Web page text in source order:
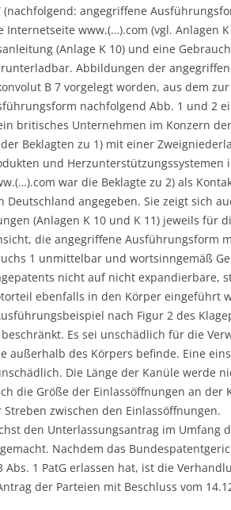
(nachfolgend: angegriffene
www.(…).com (vgl. Anlagen
(Anlage K 10) und eine
Abbildungen der
B 7 vorgelegt worden, aus dem
nachfolgend Abb. 1 und 2
britisches Unternehmen im Konzern
Beklagten zu 1) mit einer
und Herzunterstützungssystemen
war die Beklagte zu 2) als
angegeben. Sie zeigt sich
(Anlagen K 10 und K 11) jeweils für
die angegriffene Ausführungsform
1 unmittelbar und wortsinngemäß
nicht auf nicht expandierbare,
ebenfalls in den Körper eingeführt
nach Figur 2 des
Es sei unschädlich für die
außerhalb des Körpers befinde. Eine
Die Länge der Kanüle werde
die Größe der Einlassöffnungen an der
zwischen den Einlassöffnungen.
den Unterlassungsantrag im Umfang
Nachdem das
Abs. 1 PatG erlassen hat, ist die
der Parteien mit Beschluss vom